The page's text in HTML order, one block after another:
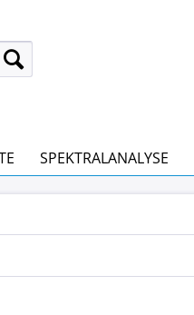
SPEKTRALANALYSE